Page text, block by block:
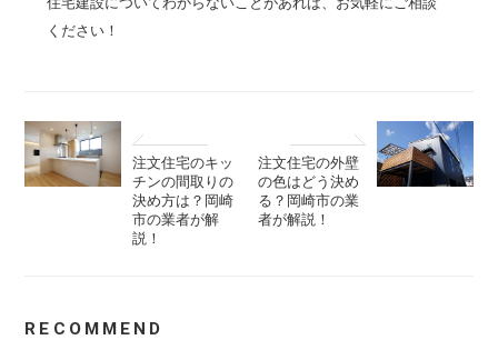
ください！
注文住宅のキッ
チンの間取りの
決め方は？岡崎
市の業者が解
説！
注文住宅の外壁
の色はどう決め
る？岡崎市の業
者が解説！
RECOMMEND